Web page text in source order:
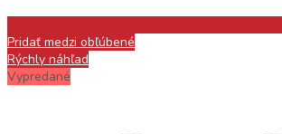
Pridať medzi obľúbené
Rýchly náhľad
Vypredané